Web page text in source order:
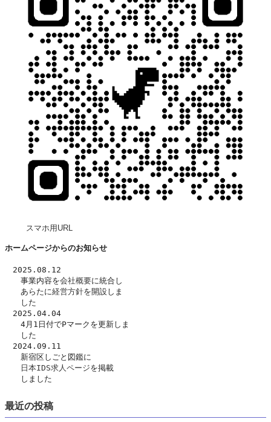
スマホ用URL
ホームページからのお知らせ
2025.08.12
事業内容を会社概要に統合し
あらたに経営方針を開設しま
した
2025.04.04
4月1日付でPマークを更新しま
した
2024.09.11
新宿区しごと図鑑に
日本IDS求人ページを掲載
しました
最近の投稿